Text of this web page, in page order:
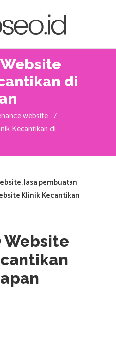
Website
di
website /
Kecantikan di
,Jasa pembuatan
Klinik Kecantikan
Website